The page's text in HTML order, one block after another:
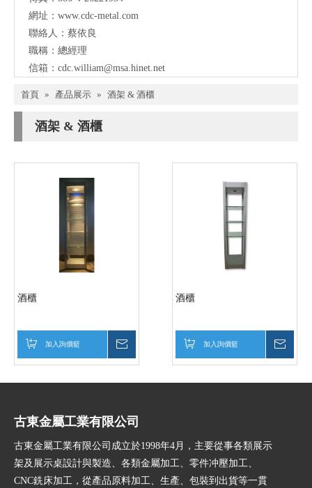
網址： www.cdc-metal.com
聯絡人：蔡依良
職稱：總經理
信箱： cdc.william@msa.hinet.net
首頁 » 產品展示 » 酒架 & 酒櫃
酒架 & 酒櫃
酒櫃
加入詢價籃
酒櫃
加入詢價籃
古東金屬工業有限公司
古東金屬工業有限公司成立於1998年4月，主要從事各類展示
架及展示桌設計與製造、各類金屬加工、零件冲壓加工、
CNC銑床加工，從產品原料加工、生產、包裝到出貨等一貫